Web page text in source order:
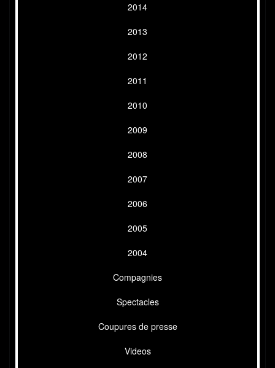
2014
2013
2012
2011
2010
2009
2008
2007
2006
2005
2004
Compagnies
Spectacles
Coupures de presse
Videos